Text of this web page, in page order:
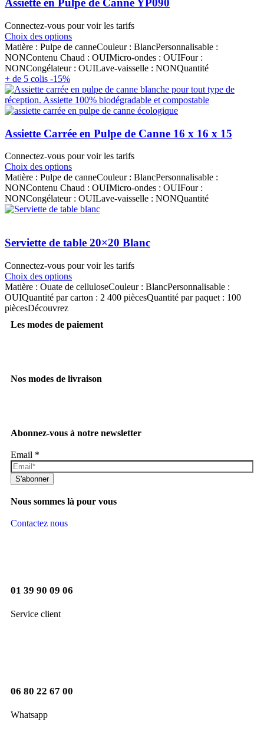
Assiette en Pulpe de Canne YP090
Connectez-vous pour voir les tarifs
Choix des options
Matière : Pulpe de canneCouleur : BlancPersonnalisable :
NONContenu Chaud : OUIMicro-ondes : OUIFour :
NONCongélateur : OUILave-vaisselle : NONQuantité
+ de 5 colis -15%
Assiette Carrée en Pulpe de Canne 16 x 16 x 15
Connectez-vous pour voir les tarifs
Choix des options
Matière : Pulpe de canneCouleur : BlancPersonnalisable :
NONContenu Chaud : OUIMicro-ondes : OUIFour :
NONCongélateur : OUILave-vaisselle : NONQuantité
Serviette de table 20×20 Blanc
Connectez-vous pour voir les tarifs
Choix des options
Matière : Ouate de celluloseCouleur : BlancPersonnalisable :
OUIQuantité par carton : 2 400 piècesQuantité par paquet : 100
piècesDécouvrez
Les modes de paiement
Nos modes de livraison
Abonnez-vous à notre newsletter
Email *
S'abonner
Nous sommes là pour vous
Contactez nous
01 39 90 09 06
Service client
06 80 22 67 00
Whatsapp